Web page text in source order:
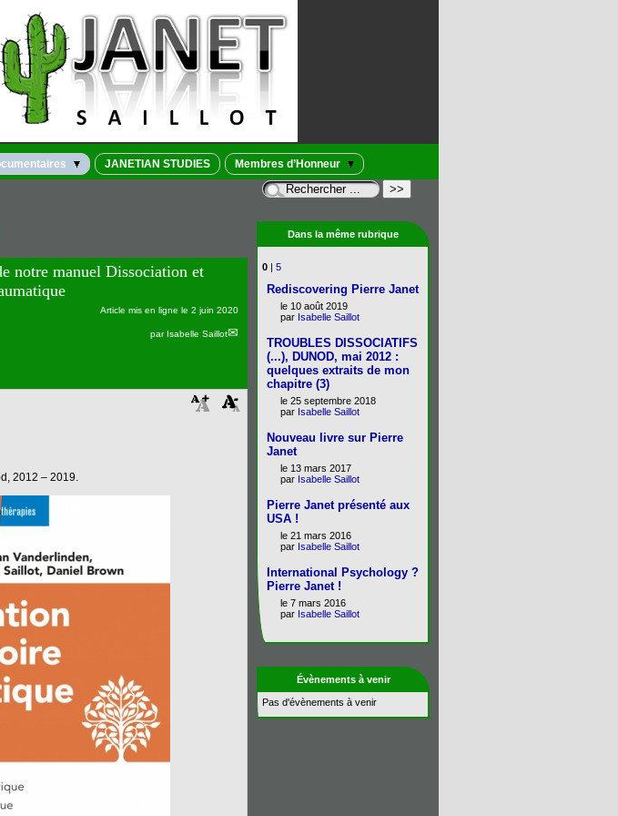
JANETIAN STUDIES Membres d’Honneur
notre manuel Dissociation et
Article mis en ligne le 2 juin 2020
par Isabelle Saillot
2012 – 2019.
Dans la même rubrique
0 | 5
Rediscovering Pierre Janet
le 10 août 2019
par Isabelle Saillot
TROUBLES DISSOCIATIFS
(...), DUNOD, mai 2012 :
quelques extraits de mon
chapitre (3)
le 25 septembre 2018
par Isabelle Saillot
Nouveau livre sur Pierre
Janet
le 13 mars 2017
par Isabelle Saillot
Pierre Janet présenté aux
USA !
le 21 mars 2016
par Isabelle Saillot
International Psychology ?
Pierre Janet !
le 7 mars 2016
par Isabelle Saillot
Évènements à venir
Pas d'évènements à venir